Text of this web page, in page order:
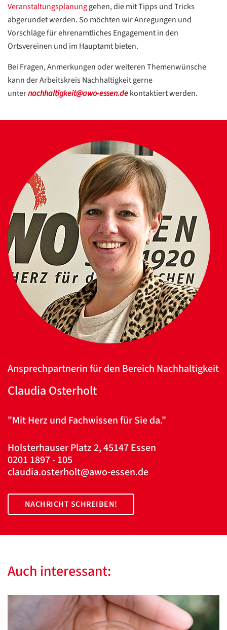
Veranstaltungsplanunggehen, die mit Tipps und Tricks
abgerundet werden. So möchten wir Anregungen und
Vorschläge für ehrenamtliches Engagement in den
Ortsvereinen und im Hauptamt bieten.
Bei Fragen, Anmerkungen oder weiteren Themenwünsche
kann der Arbeitskreis Nachhaltigkeit gerne
unternachhaltigkeit@awo-essen.dekontaktiert werden.
Ansprechpartnerin für den Bereich Nachhaltigkeit
Claudia Osterholt
"Mit Herz und Fachwissen für Sie da."
Holsterhauser Platz 2, 45147 Essen
0201 1897 - 105
claudia.osterholt@awo-essen.de
NACHRICHT SCHREIBEN!
Auch interessant: